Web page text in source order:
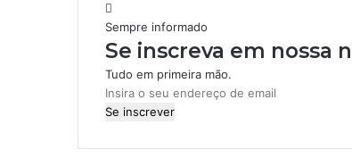
Sempre informado
Se inscreva em nossa
Tudo em primeira mão.
I
n
i